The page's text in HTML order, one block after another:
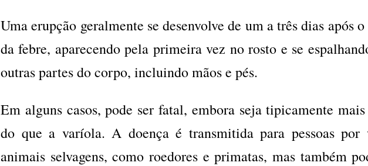
Uma erupção geralmente se desenvolve de um a três dias após
da febre, aparecendo pela primeira vez no rosto e se
outras partes do corpo, incluindo mãos e pés.
Em alguns casos, pode ser fatal, embora seja tipicamente mais
do que a varíola. A doença é transmitida para pessoas por
animais selvagens, como roedores e primatas, mas também